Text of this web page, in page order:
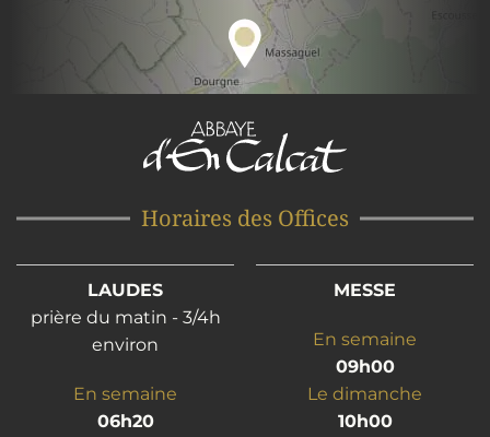
Horaires des Offices
LAUDES
prière du matin - 3/4h
environ
En semaine
06h20
MESSE
En semaine
09h00
Le dimanche
10h00